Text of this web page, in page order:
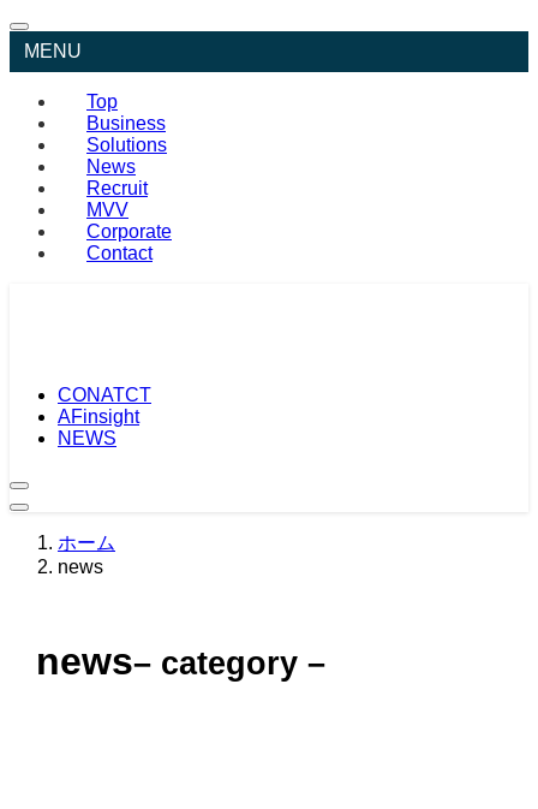
MENU
Top
Business
Solutions
News
Recruit
MVV
Corporate
Contact
CONATCT
AFinsight
NEWS
ホーム
news
news– category –